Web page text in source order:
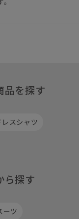
品を探す
スシャツ
ら探す
ーツ